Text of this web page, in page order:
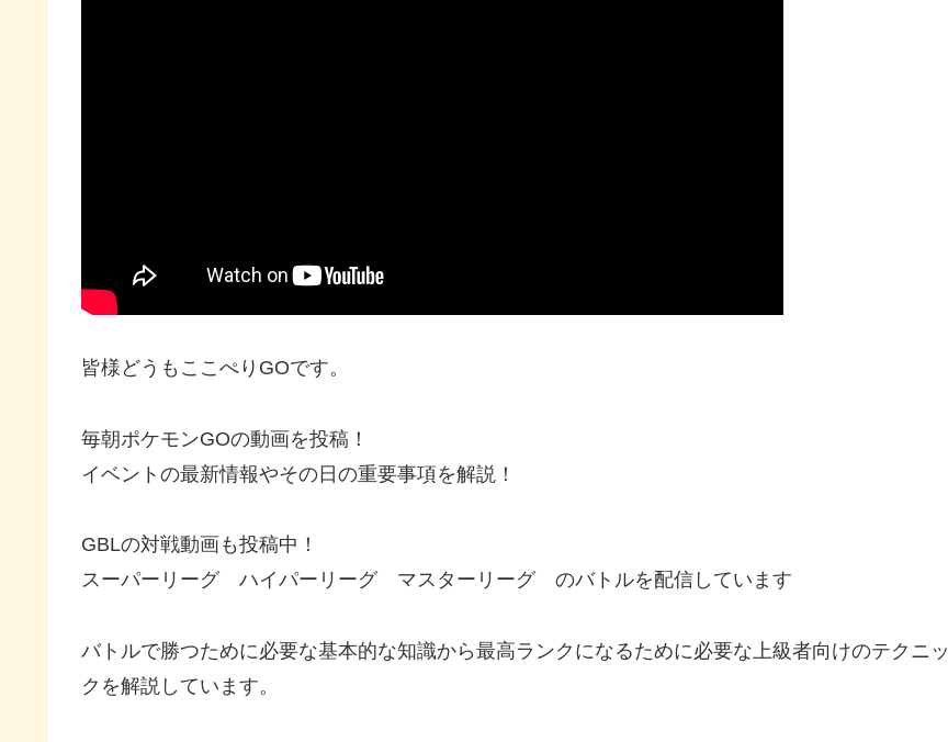
皆様どうもここぺりGOです。
毎朝ポケモンGOの動画を投稿！
イベントの最新情報やその日の重要事項を解説！
GBLの対戦動画も投稿中！
スーパーリーグ ハイパーリーグ マスターリーグ のバトルを配信しています
バトルで勝つために必要な基本的な知識から最高ランクになるために必要な上級者向けのテクニッ
クを解説しています。